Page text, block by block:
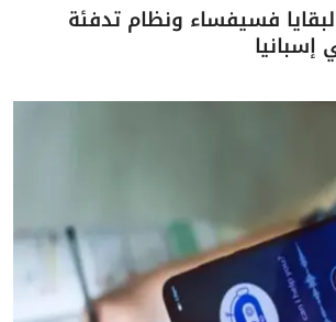
فسيفساء ونظام تدفئة